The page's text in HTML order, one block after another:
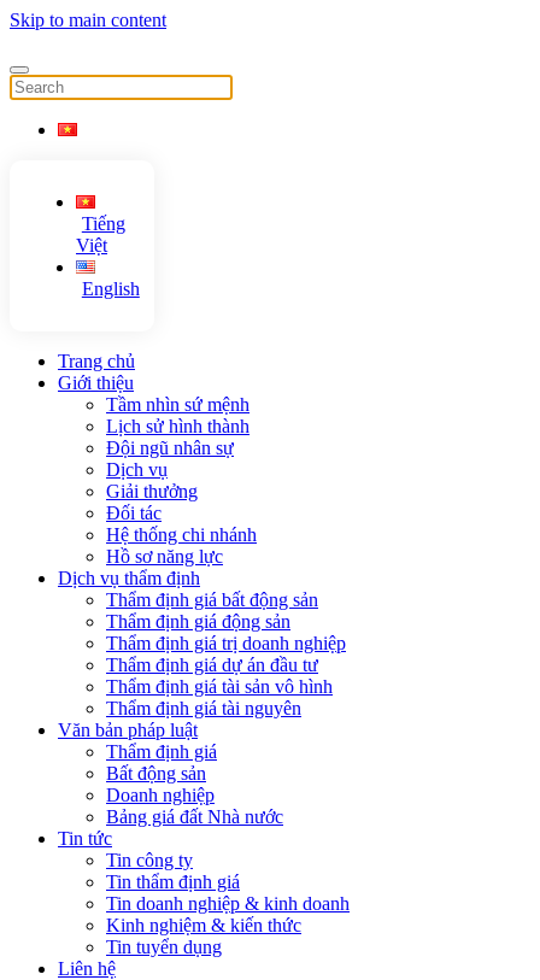
Skip to main content
Tiếng
Việt
English
Trang chủ
Giới thiệu
Tầm nhìn sứ mệnh
Lịch sử hình thành
Đội ngũ nhân sự
Dịch vụ
Giải thưởng
Đối tác
Hệ thống chi nhánh
Hồ sơ năng lực
Dịch vụ thẩm định
Thẩm định giá bất động sản
Thẩm định giá động sản
Thẩm định giá trị doanh nghiệp
Thẩm định giá dự án đầu tư
Thẩm định giá tài sản vô hình
Thẩm định giá tài nguyên
Văn bản pháp luật
Thẩm định giá
Bất động sản
Doanh nghiệp
Bảng giá đất Nhà nước
Tin tức
Tin công ty
Tin thẩm định giá
Tin doanh nghiệp & kinh doanh
Kinh nghiệm & kiến thức
Tin tuyển dụng
Liên hệ